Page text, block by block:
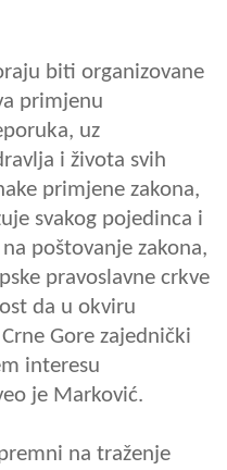
biti organizovane
primjenu
uz
i života svih
primjene zakona,
svakog pojedinca i
poštovanje zakona,
pravoslavne crkve
da u okviru
Gore zajednički
interesu
je Marković.
na traženje